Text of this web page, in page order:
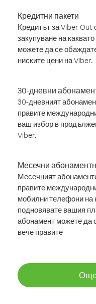
Кредитни пакети
Кредитът за Viber
закупуване на
можете да се
ниските цени на Viber.
30-дневни
30-дневният
правите
ваш избор в
Viber.
Месечни
Месечният
правите
мобилни телефони на
подновявате вашия
абонамент можете да
вече правите
Още